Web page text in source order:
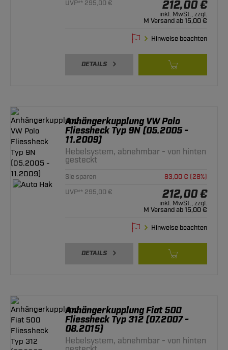
UVP** 295,00 €
212,00 €
inkl. MwSt., zzgl.
M Versand ab 15,00 €
Hinweise beachten
DETAILS
Anhängerkupplung VW Polo
Fliessheck Typ 9N (05.2005 -
11.2009)
Hebelsystem, abnehmbar - von hinten
gesteckt
Sie sparen
83,00 € (28%)
UVP** 295,00 €
212,00 €
inkl. MwSt., zzgl.
M Versand ab 15,00 €
Hinweise beachten
DETAILS
Anhängerkupplung Fiat 500
Fliessheck Typ 312 (07.2007 -
08.2015)
Hebelsystem, abnehmbar - von hinten